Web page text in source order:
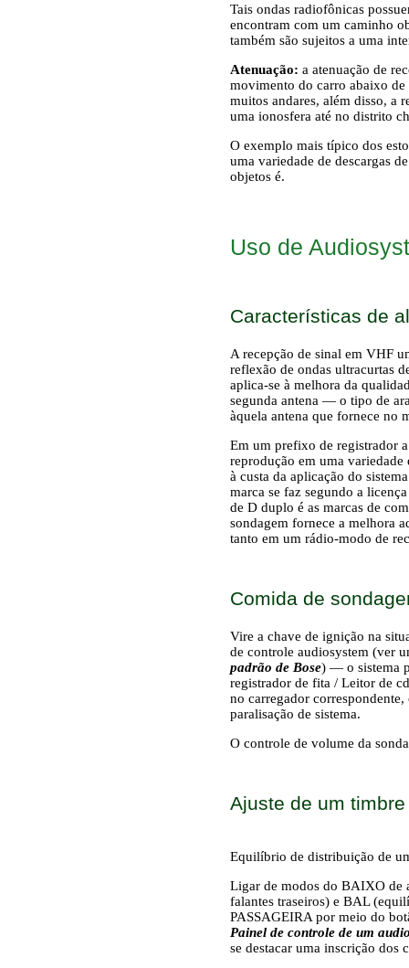
Tais ondas radiofônicas
encontram com um caminho
também são sujeitos a uma
Atenuação: a atenuação de
movimento do carro abaixo de
muitos andares, além disso, a
uma ionosfera até no distrito
O exemplo mais típico dos
uma variedade de descargas
objetos é.
Uso de
Características de
A recepção de sinal em VHF
reflexão de ondas ultracurtas
aplica-se à melhora da
segunda antena — o tipo de
àquela antena que fornece no
Em um prefixo de registrador
reprodução em uma
à custa da aplicação do
marca se faz segundo a
de D duplo é as marcas de
sondagem fornece a melhora
tanto em um rádio-modo de
Comida de
Vire a chave de ignição na
de controle audiosystem (ver
padrão de Bose) — o sistema
registrador de fita / Leitor de
no carregador
paralisação de sistema.
O controle de volume da
Ajuste de um
Equilíbrio de distribuição de
Ligar de modos do BAIXO de
falantes traseiros) e BAL
PASSAGEIRA por meio do
Painel de controle de um
se destacar uma inscrição dos